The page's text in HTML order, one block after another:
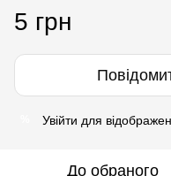
5 грн
Увійти для
До обраного